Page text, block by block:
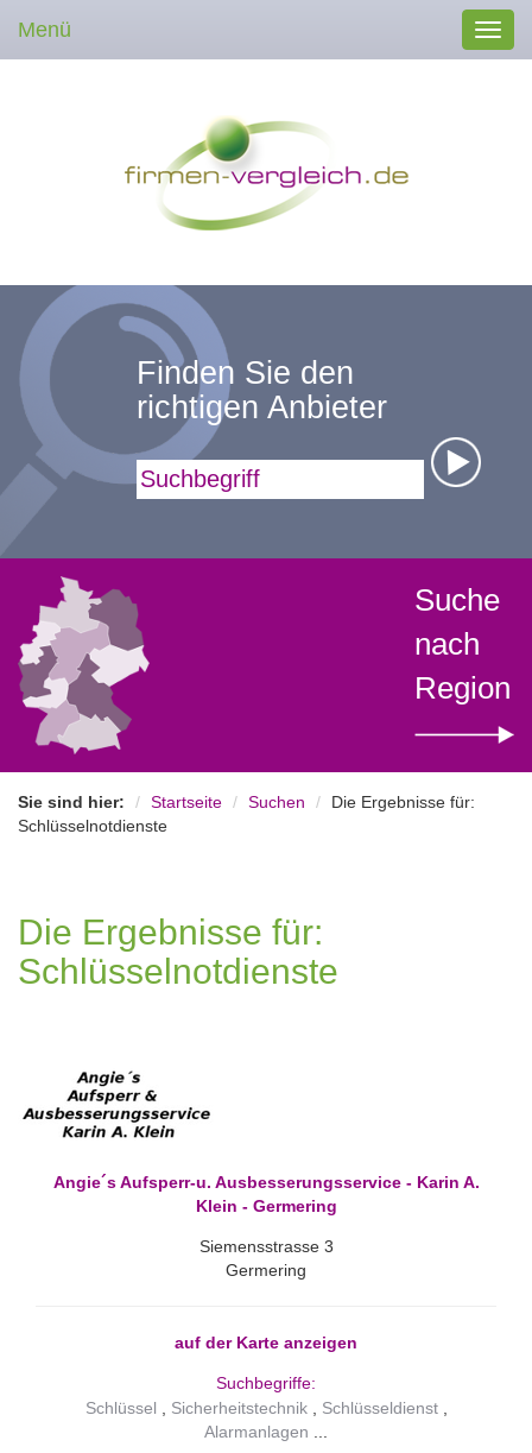
Menü
Finden Sie den
richtigen Anbieter
Suchbegriff
Suche
nach
Region
Sie sind hier: Startseite Suchen
Die Ergebnisse für:
Schlüsselnotdienste
Die Ergebnisse für:
Schlüsselnotdienste
Angie´s Aufsperr-u. Ausbesserungsservice - Karin A.
Klein - Germering
Siemensstrasse 3
Germering
auf der Karte anzeigen
Suchbegriffe:
Schlüssel
Sicherheitstechnik
Schlüsseldienst
Alarmanlagen